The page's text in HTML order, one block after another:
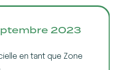
2023
en tant que Zone